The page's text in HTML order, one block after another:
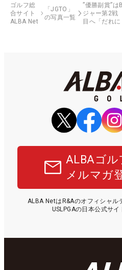
ゴルフ総
合サイト
ALBA Net
「JGTO」
の写真一覧
”優勝副賞”
ジャー第2戦
目へ「だれに
ALBAゴル
メルマガ
ALBA NetはR&Aのオフィシャル
USLPGAの日本公式サイ